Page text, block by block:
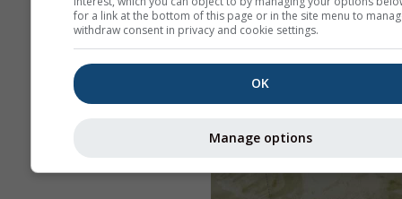
for a link at the bottom of this page or in the site menu to
withdraw consent in privacy and cookie settings.
OK
Manage options